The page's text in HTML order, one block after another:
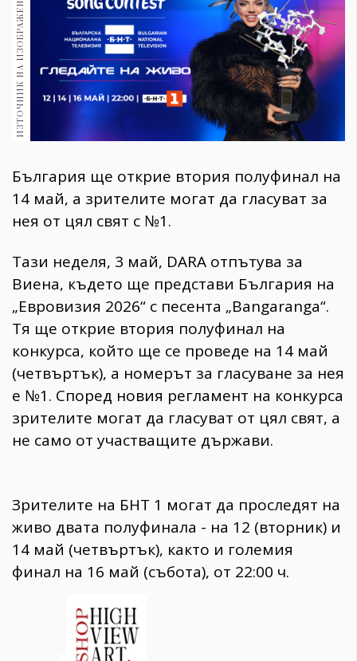
Пътувай
Здраве 389
Gentlemen
Wellness
ПОСЛЕДВАЙТЕ
НИ
ИЗТОЧНИК НА ИЗОБРАЖЕНИЕ: БНТ
България ще открие втория полуфинал на
14 май, а зрителите могат да гласуват за
нея от цял свят с №1.
Тази неделя, 3 май, DARA отпътува за
Виена, където ще представи България на
„Евровизия 2026“ с песента „Bangaranga“.
Тя ще открие втория полуфинал на
конкурса, който ще се проведе на 14 май
(четвъртък), а номерът за гласуване за нея
е №1. Според новия регламент на конкурса
зрителите могат да гласуват от цял свят, а
не само от участващите държави.
Зрителите на БНТ 1 могат да проследят на
живо двата полуфинала - на 12 (вторник) и
14 май (четвъртък), както и големия
финал на 16 май (събота), от 22:00 ч.